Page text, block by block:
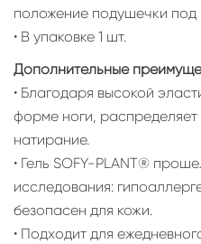
положение подушечки под
• В упаковке 1 шт.
Дополнительные
• Благодаря высокой
форме ноги,
натирание.
• Гель SOFY-PLANT®
исследования:
безопасен для кожи.
• Подходит для